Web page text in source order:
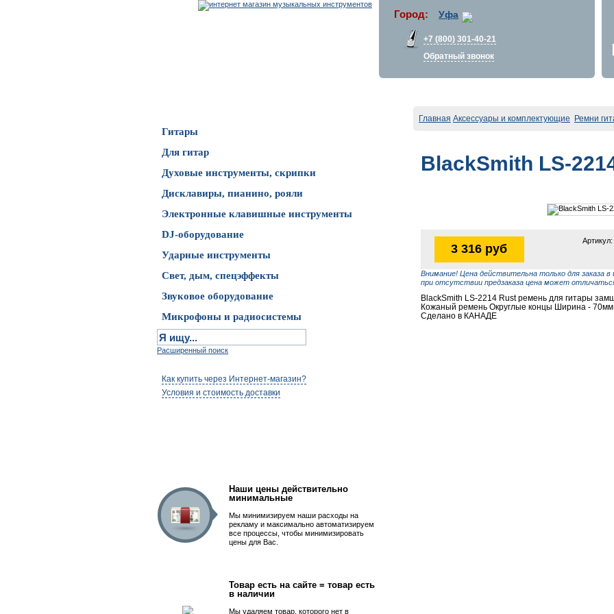
Город: Уфа
+7 (800) 301-40-21
Обратный звонок
Гитары
Для гитар
Духовые инструменты, скрипки
Дисклавиры, пианино, рояли
Электронные клавишные инструменты
DJ-оборудование
Ударные инструменты
Свет, дым, спецэффекты
Звуковое оборудование
Микрофоны и радиосистемы
Расширенный поиск
Как купить через Интернет-магазин?
Условия и стоимость доставки
Наши цены действительно
минимальные
Мы минимизируем наши расходы на
рекламу и максимально автоматизируем
все процессы, чтобы минимизировать
цены для Вас.
Товар есть на сайте = товар есть
в наличии
Мы удаляем товар, которого нет в
Главная Аксессуары и комплектующие Ремни
BlackSmith LS-
3 316 руб
Внимание! Цена действительна только для заказа
при отсутствии предзаказа цена может
BlackSmith LS-2214 Rust ремень для гитары
Кожаный ремень Округлые концы Ширина -
Сделано в КАНАДЕ